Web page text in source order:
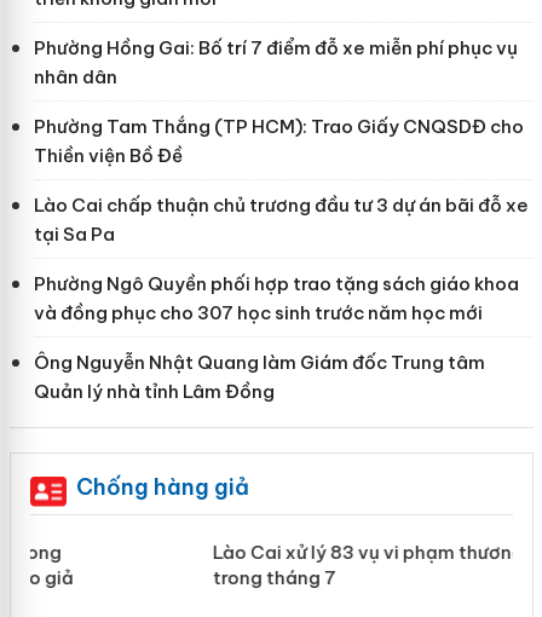
Phường Hồng Gai: Bố trí 7 điểm đỗ xe miễn phí phục vụ
nhân dân
Phường Tam Thắng (TP HCM): Trao Giấy CNQSDĐ cho
Thiền viện Bồ Đề
Lào Cai chấp thuận chủ trương đầu tư 3 dự án bãi đỗ xe
tại Sa Pa
Phường Ngô Quyền phối hợp trao tặng sách giáo khoa
và đồng phục cho 307 học sinh trước năm học mới
Ông Nguyễn Nhật Quang làm Giám đốc Trung tâm
Quản lý nhà tỉnh Lâm Đồng
Chống hàng giả
Lào Cai xử lý 83 vụ vi phạm thương
mại trong tháng 7